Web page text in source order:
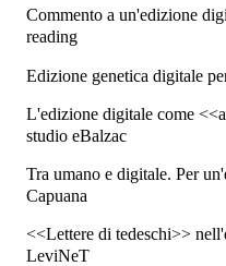
Commento a un'edizione
reading
Edizione genetica digitale
L'edizione digitale come
studio eBalzac
Tra umano e digitale. Per
Capuana
<<Lettere di tedeschi>>
LeviNeT